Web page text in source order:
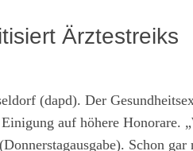
Ärztestreiks
(dapd). Der
auf höhere Honorare.
Schon